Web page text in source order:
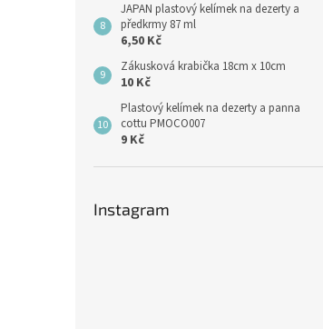
JAPAN plastový kelímek na dezerty a
předkrmy 87 ml
6,50 Kč
Zákusková krabička 18cm x 10cm
10 Kč
Plastový kelímek na dezerty a panna
cottu PMOCO007
9 Kč
Instagram